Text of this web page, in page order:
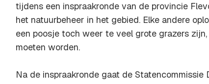
tijdens een inspraakronde van de provincie
het natuurbeheer in het gebied. Elke andere
een poosje toch weer te veel grote grazers
moeten worden.
Na de inspraakronde gaat de Statencommissie